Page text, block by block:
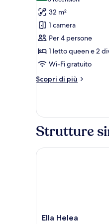
foto
per
Suite
monolocale
Junior
recensioni)
32 m²
1 camera
Per 4 persone
1 letto queen e 2
Wi-Fi gratuito
Scopri di più
Altri
monolocale
Strutture
Ella
Ella Helea
Ella Helea